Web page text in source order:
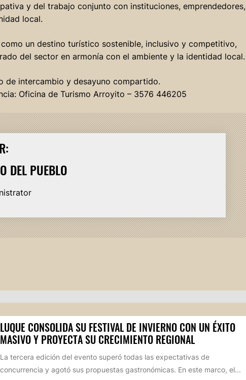
y del trabajo conjunto con instituciones, emprendedores,
local.
un destino turístico sostenible, inclusivo y competitivo,
del sector en armonía con el ambiente y la identidad local.
de intercambio y desayuno compartido.
Oficina de Turismo Arroyito – 3576 446205
DEL PUEBLO
LUQUE CONSOLIDA SU FESTIVAL DE INVIERNO CON UN ÉXITO
MASIVO Y PROYECTA SU CRECIMIENTO REGIONAL
La tercera edición del evento superó todas las expectativas de
concurrencia y agotó sus propuestas gastronómicas. En este marco, el...